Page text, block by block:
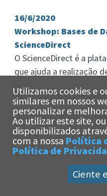
16/6/2020
Workshop: Bases de
ScienceDirect
O ScienceDirect é a
que ajuda a realização
mais de 3.500 […]
Universidade Católica de
Política
Utilizamos cookies e
similares em nossos
personalizar e
Ao utilizar este site,
disponibilizados
com a nossa Política
Política de
Ciente